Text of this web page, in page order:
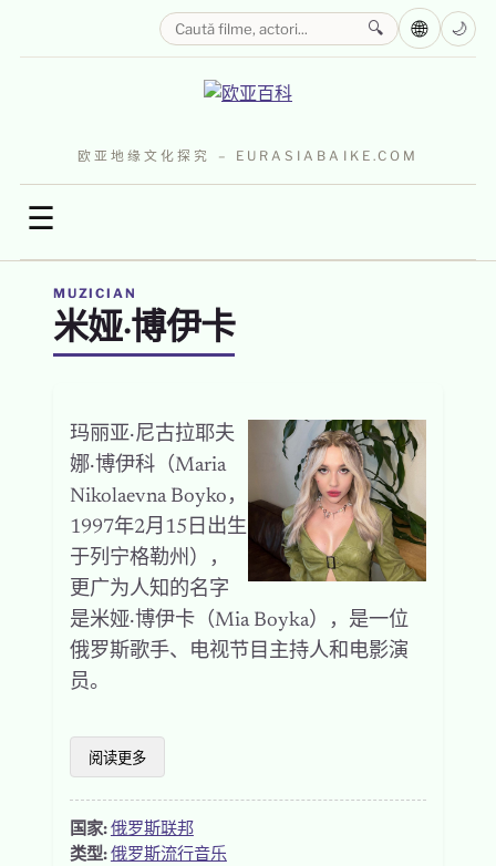
欧亚地缘文化探究 – EURASIABAIKE.COM
☰
🔍 🌐 🌙
MUZICIAN
米娅·博伊卡
玛丽亚·尼古拉耶夫
娜·博伊科（Maria
Nikolaevna Boyko，
1997年2月15日出生
于列宁格勒州），
更广为人知的名字
是米娅·博伊卡（Mia Boyka），是一位
俄罗斯歌手、电视节目主持人和电影演
员。
阅读更多
国家: 俄罗斯联邦
类型: 俄罗斯流行音乐